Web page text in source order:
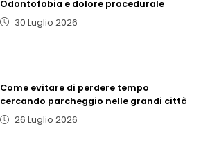
Odontofobia e dolore procedurale
30 Luglio 2026
Come evitare di perdere tempo
cercando parcheggio nelle grandi città
26 Luglio 2026